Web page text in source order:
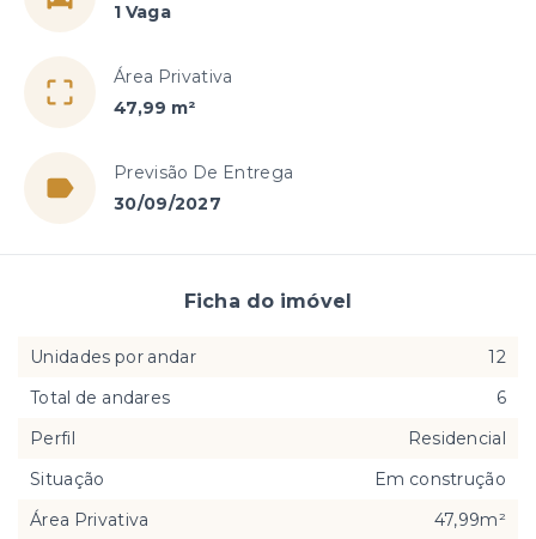
1 Vaga
Área Privativa
47,99 m²
Previsão De Entrega
30/09/2027
Ficha do imóvel
Unidades por andar
12
Total de andares
6
Perfil
Residencial
Situação
Em construção
Área Privativa
47,99m²